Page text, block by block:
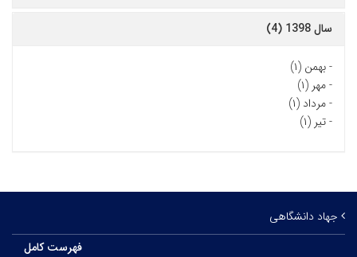
سال 1398 (4)
-بهمن (۱)
-مهر (۱)
-مرداد (۱)
-تیر (۱)
جهاد دانشگاهی
فهرست کامل